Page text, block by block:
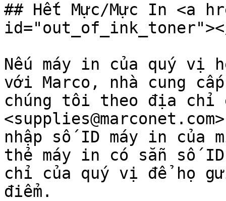
## Hết Mực/Mực In <a
Nếu máy in của quý vị
với Marco, nhà cung
chúng tôi theo địa chỉ
nhập số ID máy in
thẻ máy in có sẵn số
chỉ của quý vị để họ
điểm.